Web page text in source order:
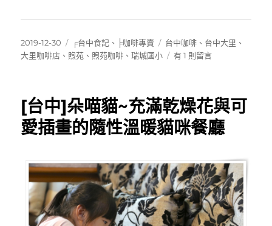
發
佈
2019-12-30
分
類
╒台中食記 、 ╞咖啡專賣
標
籤
台中咖啡 、 台中大里 、
大里咖啡店 、 煦苑 、 煦苑咖啡 、瑞城國小
在
里]
煦
苑
啡
甜
點
早
午
有 1 則留言
[台中]朵喵貓~充滿乾燥花與可
愛插畫的隨性溫暖貓咪餐廳